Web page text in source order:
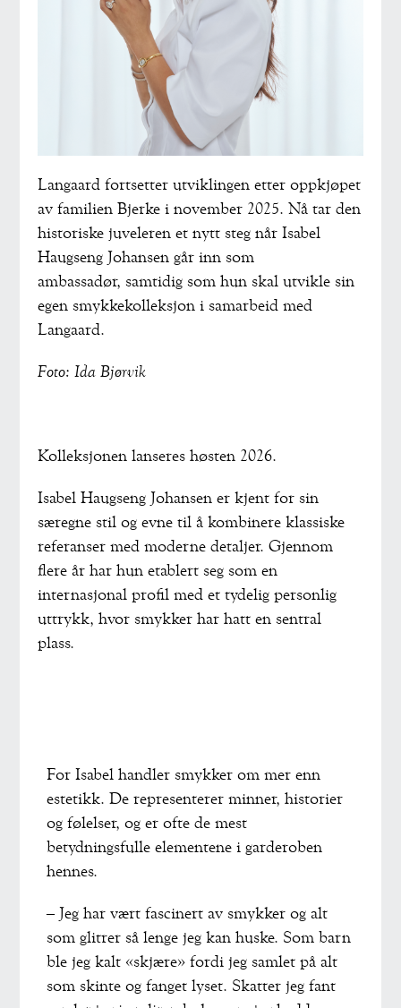
Langaard fortsetter utviklingen etter oppkjøpet
av familien Bjerke i november 2025. Nå tar den
historiske juveleren et nytt steg når Isabel
Haugseng Johansen går inn som
ambassadør, samtidig som hun skal utvikle sin
egen smykkekolleksjon i samarbeid med
Langaard.
Foto: Ida Bjørvik
Kolleksjonen lanseres høsten 2026.
Isabel Haugseng Johansen er kjent for sin
særegne stil og evne til å kombinere klassiske
referanser med moderne detaljer. Gjennom
flere år har hun etablert seg som en
internasjonal profil med et tydelig personlig
uttrykk, hvor smykker har hatt en sentral
plass.
For Isabel handler smykker om mer enn
estetikk. De representerer minner, historier
og følelser, og er ofte de mest
betydningsfulle elementene i garderoben
hennes.
– Jeg har vært fascinert av smykker og alt
som glitrer så lenge jeg kan huske. Som barn
ble jeg kalt «skjære» fordi jeg samlet på alt
som skinte og fanget lyset. Skatter jeg fant